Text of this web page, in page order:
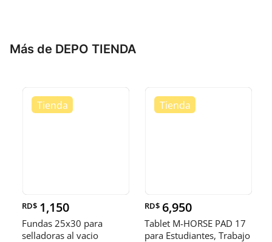
Más de DEPO TIENDA
RD$ 1,150
Fundas 25x30 para
selladoras al vacio
RD$ 6,950
Tablet M-HORSE PAD 17
para Estudiantes, Trabajo